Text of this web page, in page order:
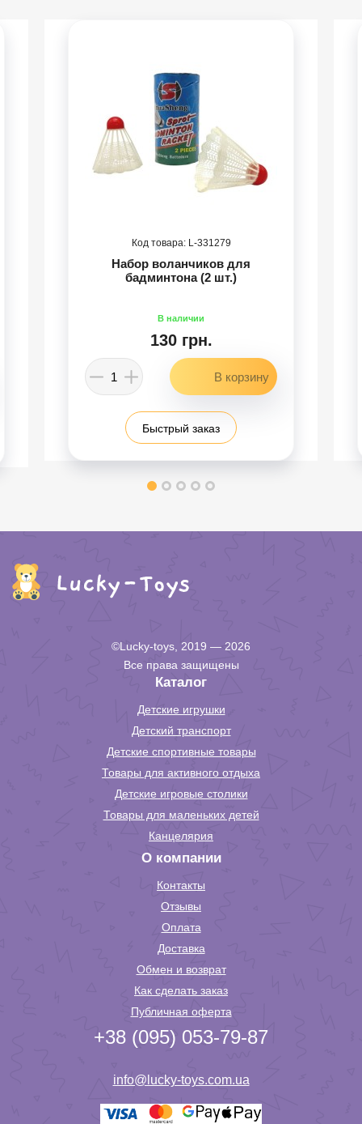
331279
Набор воланчиков для
бадминтона (2 шт.)
130 грн.
Быстрый заказ
©Lucky-toys, 2019 — 2026
Все права защищены
Каталог
Детские игрушки
Детский транспорт
Детские спортивные товары
Товары для активного отдыха
Детские игровые столики
Товары для маленьких детей
Канцелярия
О компании
Контакты
Отзывы
Оплата
Доставка
Обмен и возврат
Как сделать заказ
Публичная оферта
+38 (095) 053-79-87
info@lucky-toys.com.ua